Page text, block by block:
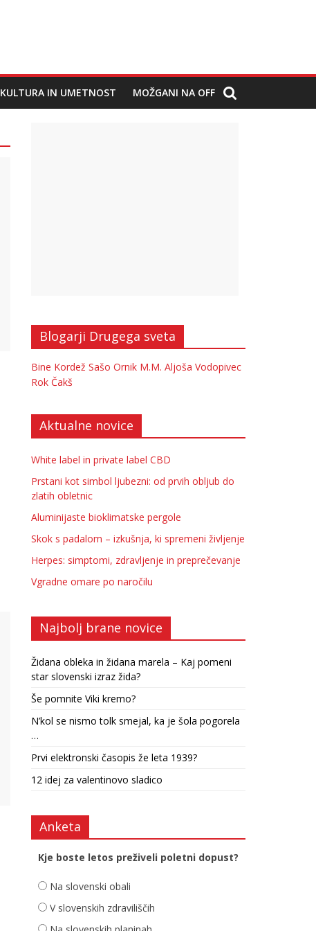
KULTURA IN UMETNOST MOŽGANI NA OFF
Blogarji Drugega sveta
Bine Kordež Sašo Ornik M.M. Aljoša Vodopivec
Rok Čakš
Aktualne novice
White label in private label CBD
Prstani kot simbol ljubezni: od prvih obljub do
zlatih obletnic
Aluminijaste bioklimatske pergole
Skok s padalom – izkušnja, ki spremeni življenje
Herpes: simptomi, zdravljenje in preprečevanje
Vgradne omare po naročilu
Najbolj brane novice
Židana obleka in židana marela – Kaj pomeni
star slovenski izraz žida?
Še pomnite Viki kremo?
N’kol se nismo tolk smejal, ka je šola pogorela
…
Prvi elektronski časopis že leta 1939?
12 idej za valentinovo sladico
Anketa
Kje boste letos preživeli poletni dopust?
Na slovenski obali
V slovenskih zdraviliščih